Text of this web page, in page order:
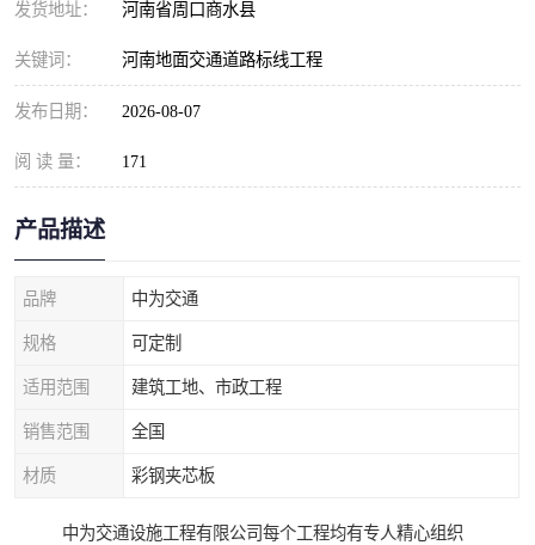
发货地址： 河南省周口商水县
关键词： 河南地面交通道路标线工程
发布日期： 2026-08-07
阅 读 量： 171
产品描述
品牌 中为交通
规格 可定制
适用范围 建筑工地、市政工程
销售范围 全国
材质 彩钢夹芯板
中为交通设施工程有限公司每个工程均有专人精心组织